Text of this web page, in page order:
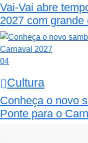
Vai-Vai abre
2027 com
04
Cultura
Conheça o novo
Ponte para o